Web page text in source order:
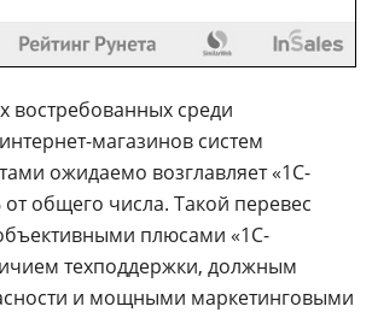
востребованных среди
магазинов систем
ожидаемо возглавляет «1С-
общего числа. Такой перевес
плюсами «1С-
техподдержки, должным
и мощными маркетинговыми